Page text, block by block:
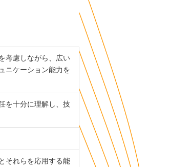
考慮しながら、広い
ニケーション能力を
を十分に理解し、技
それらを応用する能